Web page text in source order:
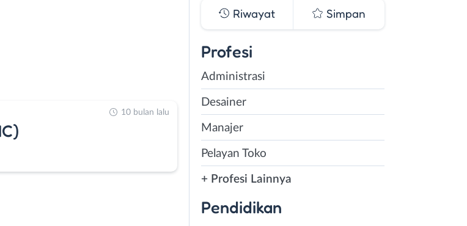
10 bulan lalu
Riwayat Simpan
Profesi
Administrasi
Desainer
Manajer
Pelayan Toko
+ Profesi Lainnya
Pendidikan